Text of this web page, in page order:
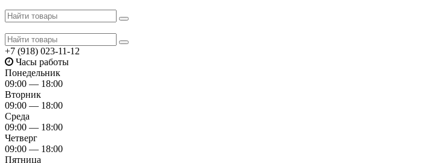
+7 (918) 023-11-12
Часы работы
Понедельник
09:00 — 18:00
Вторник
09:00 — 18:00
Среда
09:00 — 18:00
Четверг
09:00 — 18:00
Пятница